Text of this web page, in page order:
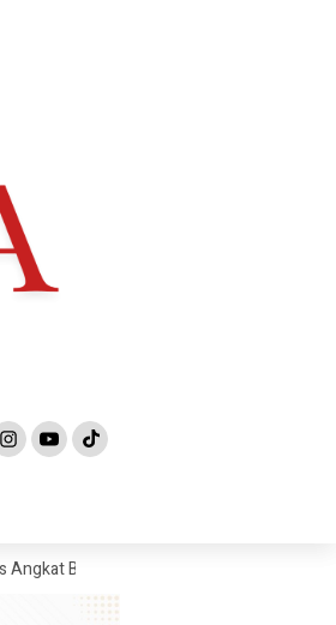
Soal Kritik Warsito terhadap Sejumlah